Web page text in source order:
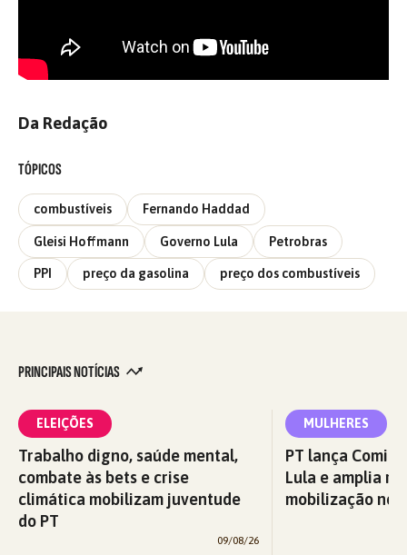
Da Redação
TÓPICOS
combustíveis Fernando Haddad
Gleisi Hoffmann Governo Lula Petrobras
PPI preço da gasolina preço dos combustíveis
PRINCIPAIS NOTÍCIAS
ELEIÇÕES
Trabalho digno, saúde mental,
combate às bets e crise
climática mobilizam juventude
do PT
09/08/26
MULHERES
PT lança
Lula e amplia
mobilização